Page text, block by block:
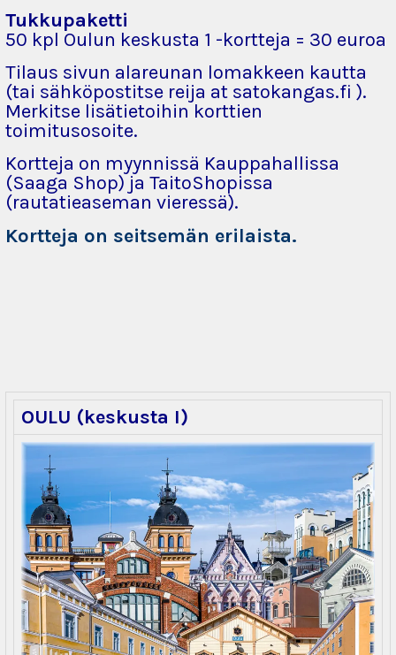
Tukkupaketti
50 kpl Oulun keskusta 1 -kortteja = 30 euroa
Tilaus sivun alareunan lomakkeen kautta
(tai sähköpostitse reija at satokangas.fi ).
Merkitse lisätietoihin korttien
toimitusosoite.
Kortteja on myynnissä Kauppahallissa
(Saaga Shop) ja TaitoShopissa
(rautatieaseman vieressä).
Kortteja on seitsemän erilaista.
OULU (keskusta I)